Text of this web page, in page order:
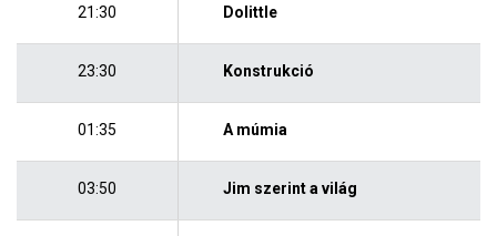
21:30 Dolittle
23:30 Konstrukció
01:35 A múmia
03:50 Jim szerint a világ